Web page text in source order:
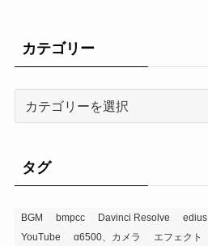
カテゴリー
タグ
BGM bmpcc Davinci Resolve edius
YouTube
α6500、カメラ エフェクト